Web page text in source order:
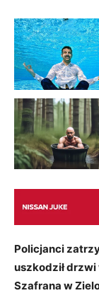
Policjanci
uszkodził
Szafrana w